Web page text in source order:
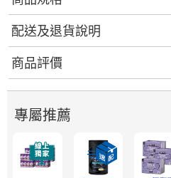
配送及退貨說明
商品評價
專屬推薦